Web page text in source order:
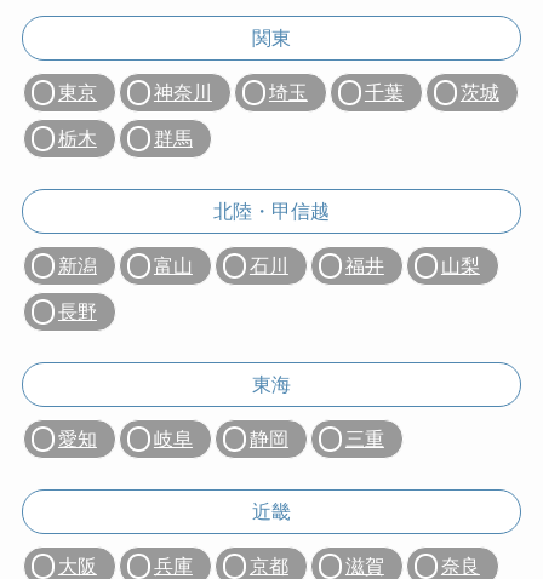
関東
東京 神奈川 埼玉 千葉 茨城
栃木 群馬
北陸・甲信越
新潟 富山 石川 福井 山梨
長野
東海
愛知 岐阜 静岡 三重
近畿
大阪 兵庫 京都 滋賀 奈良